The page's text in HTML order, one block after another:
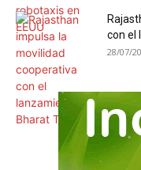
con el
28/07/